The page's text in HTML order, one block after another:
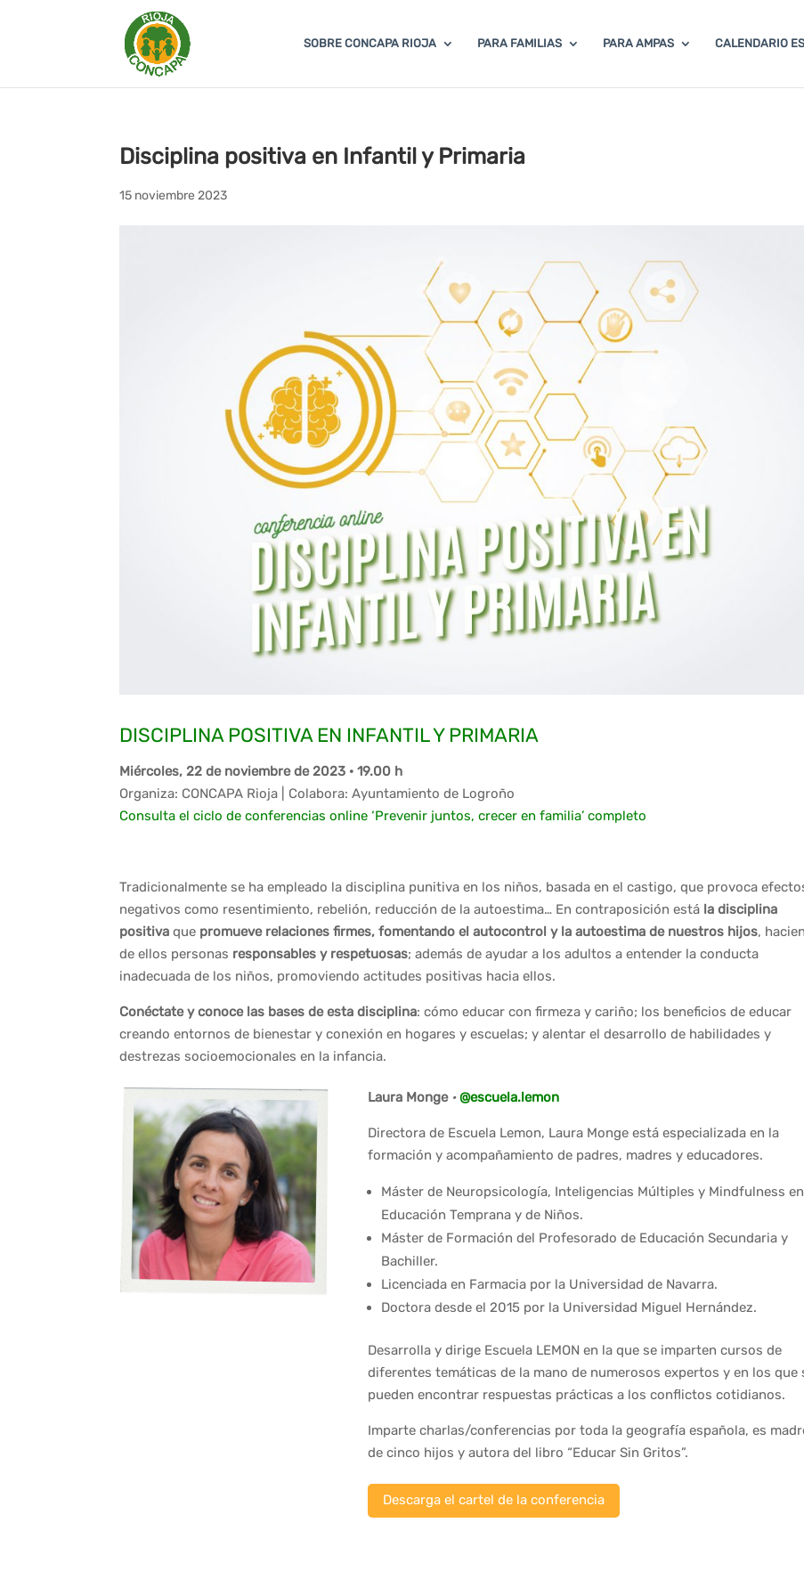
SOBRE CONCAPA RIOJA PARA FAMILIAS PARA AMPAS CALENDARIO
Disciplina positiva en Infantil y Primaria
15 noviembre 2023
DISCIPLINA POSITIVA EN INFANTIL Y PRIMARIA
Miércoles, 22 de noviembre de 2023 · 19.00 h
Organiza: CONCAPA Rioja | Colabora: Ayuntamiento de Logroño
Consulta el ciclo de conferencias online ‘Prevenir juntos, crecer en familia’ completo
Tradicionalmente se ha empleado la disciplina punitiva en los niños, basada en el castigo, que provoca
negativos como resentimiento, rebelión, reducción de la autoestima… En contraposición está la disciplina
positiva que promueve relaciones firmes, fomentando el autocontrol y la autoestima de nuestros hijos,
de ellos personas responsables y respetuosas; además de ayudar a los adultos a entender la conducta
inadecuada de los niños, promoviendo actitudes positivas hacia ellos.
Conéctate y conoce las bases de esta disciplina: cómo educar con firmeza y cariño; los beneficios de educar
creando entornos de bienestar y conexión en hogares y escuelas; y alentar el desarrollo de habilidades y
destrezas socioemocionales en la infancia.
Laura Monge · @escuela.lemon
Directora de Escuela Lemon, Laura Monge está especializada en la
formación y acompañamiento de padres, madres y educadores.
Máster de Neuropsicología, Inteligencias Múltiples y Mindfulness en
Educación Temprana y de Niños.
Máster de Formación del Profesorado de Educación Secundaria y
Bachiller.
Licenciada en Farmacia por la Universidad de Navarra.
Doctora desde el 2015 por la Universidad Miguel Hernández.
Desarrolla y dirige Escuela LEMON en la que se imparten cursos de
diferentes temáticas de la mano de numerosos expertos y en los que
pueden encontrar respuestas prácticas a los conflictos cotidianos.
Imparte charlas/conferencias por toda la geografía española, es
de cinco hijos y autora del libro “Educar Sin Gritos”.
Descarga el cartel de la conferencia